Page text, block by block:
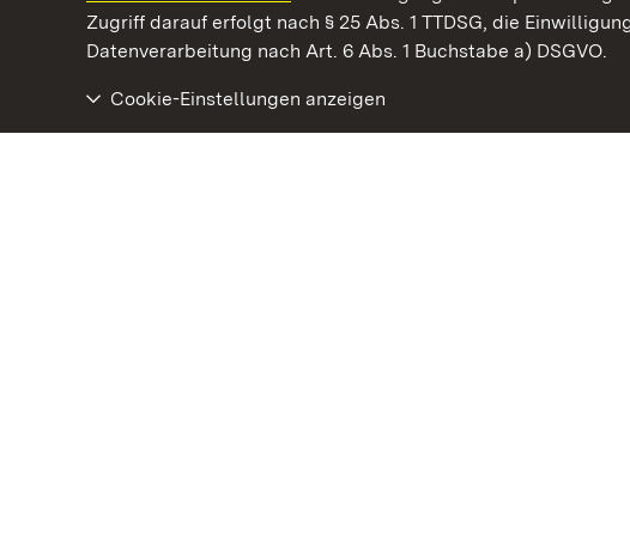
Zugriff darauf erfolgt nach § 25 Abs. 1 TTDSG, die
Datenverarbeitung nach Art. 6 Abs. 1 Buchstabe a) DSGVO.
Cookie-Einstellungen anzeigen
Kommen. Staunen. Genießen.